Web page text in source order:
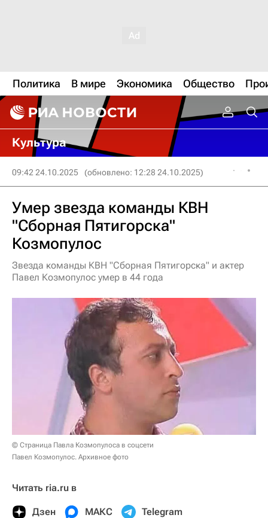
Политика В мире Экономика Общество
Культура
09:42 24.10.2025 (обновлено: 12:28 24.10.2025)
Умер звезда команды КВН
"Сборная Пятигорска"
Козмопулос
Звезда команды КВН "Сборная Пятигорска" и актер
Павел Козмопулос умер в 44 года
© Страница Павла Козмопулоса в соцсети
Павел Козмопулос. Архивное фото
Читать ria.ru в
Дзен МАКС Telegram